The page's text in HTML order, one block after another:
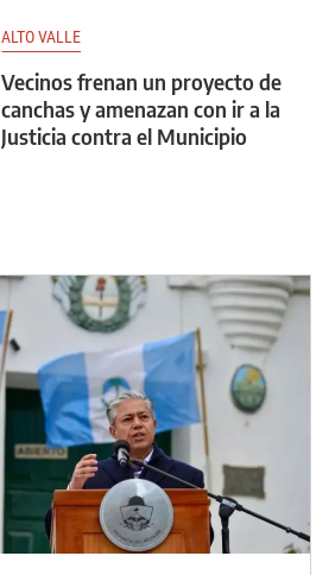
ALTO VALLE
Vecinos frenan un proyecto de
canchas y amenazan con ir a la
Justicia contra el Municipio